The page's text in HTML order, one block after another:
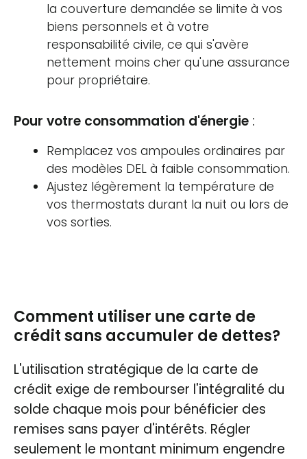
la couverture demandée se limite à vos
biens personnels et à votre
responsabilité civile, ce qui s'avère
nettement moins cher qu'une assurance
pour propriétaire.
Pour votre consommation d'énergie :
Remplacez vos ampoules ordinaires par
des modèles DEL à faible consommation.
Ajustez légèrement la température de
vos thermostats durant la nuit ou lors de
vos sorties.
Comment utiliser une carte de
crédit sans accumuler de dettes?
L'utilisation stratégique de la carte de
crédit exige de rembourser l'intégralité du
solde chaque mois pour bénéficier des
remises sans payer d'intérêts. Régler
seulement le montant minimum engendre